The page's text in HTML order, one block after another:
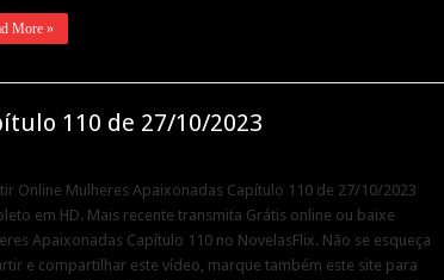
More »
110 de 27/10/2023
Online Mulheres Apaixonadas Capítulo 110 de 27/10/2023
em HD. Mais recente transmita Grátis online ou baixe
Apaixonadas Capítulo 110 no NovelasFlix. Não se esqueça
e compartilhar este vídeo, marque também este site para